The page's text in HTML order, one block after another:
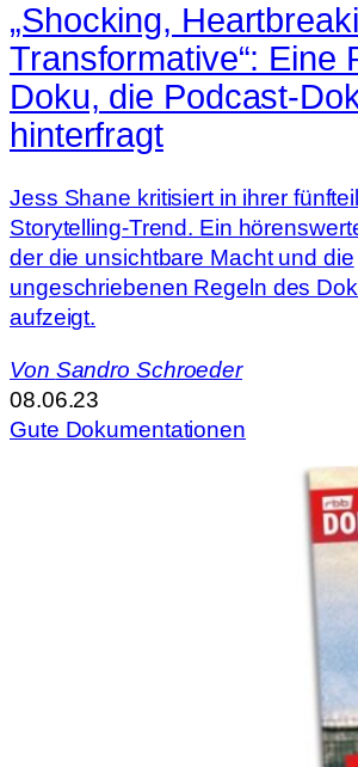
„Shocking,
Transformative“: Eine
Doku, die Podcast-
hinterfragt
Jess Shane kritisiert in ihrer
Storytelling-Trend. Ein
der die unsichtbare Macht und die
ungeschriebenen Regeln des
aufzeigt.
Von Sandro Schroeder
08.06.23
Gute Dokumentationen